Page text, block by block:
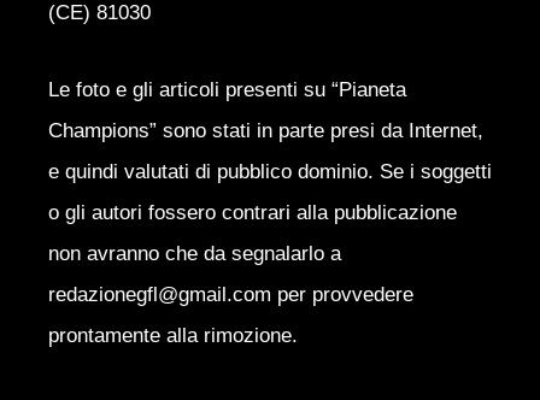
(CE) 81030
Le foto e gli articoli presenti su “Pianeta
Champions” sono stati in parte presi da Internet,
e quindi valutati di pubblico dominio. Se i soggetti
o gli autori fossero contrari alla pubblicazione
non avranno che da segnalarlo a
redazionegfl@gmail.com per provvedere
prontamente alla rimozione.